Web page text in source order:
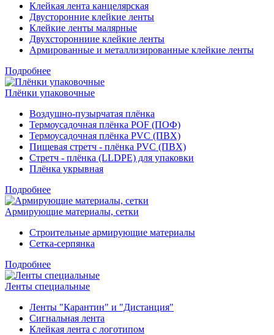
Клейкая лента канцелярская
Двусторонние клейкие ленты
Клейкие ленты малярные
Двухсторонниие клейкие ленты
Армированные и металлизированные клейкие ленты
Подробнее
Плёнки упаковочные
Воздушно-пузырчатая плёнка
Термоусадочная плёнка POF (ПОФ)
Термоусадочная плёнка PVC (ПВХ)
Пищевая стретч - плёнка PVC (ПВХ)
Стретч - плёнка (LLDPE) для упаковки
Плёнка укрывная
Подробнее
Армирующие материалы, сетки
Строительные армирующие материалы
Сетка-серпянка
Подробнее
Ленты специальные
Ленты "Карантин" и "Дистанция"
Сигнальная лента
Клейкая лента с логотипом